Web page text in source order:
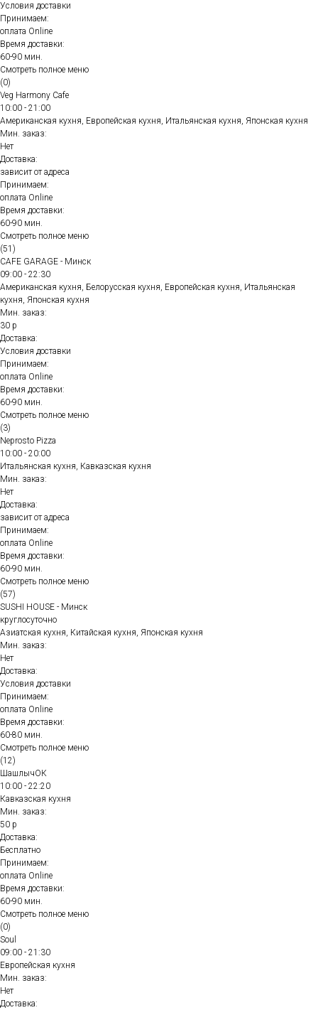
Условия доставки
Принимаем:
оплата Online
Время доставки:
60-90 мин.
Смотреть полное меню
(0)
Veg Harmony Cafe
10:00 - 21:00
Американская кухня, Европейская кухня, Итальянская кухня, Японская кухня
Мин. заказ:
Нет
Доставка:
зависит от адреса
Принимаем:
оплата Online
Время доставки:
60-90 мин.
Смотреть полное меню
(51)
CAFE GARAGE - Минск
09:00 - 22:30
Американская кухня, Белорусская кухня, Европейская кухня, Итальянская
кухня, Японская кухня
Мин. заказ:
30 р
Доставка:
Условия доставки
Принимаем:
оплата Online
Время доставки:
60-90 мин.
Смотреть полное меню
(3)
Neprosto Pizza
10:00 - 20:00
Итальянская кухня, Кавказская кухня
Мин. заказ:
Нет
Доставка:
зависит от адреса
Принимаем:
оплата Online
Время доставки:
60-90 мин.
Смотреть полное меню
(57)
SUSHI HOUSE - Минск
круглосуточно
Азиатская кухня, Китайская кухня, Японская кухня
Мин. заказ:
Нет
Доставка:
Условия доставки
Принимаем:
оплата Online
Время доставки:
60-80 мин.
Смотреть полное меню
(12)
ШашлычОК
10:00 - 22:20
Кавказская кухня
Мин. заказ:
50 р
Доставка:
Бесплатно
Принимаем:
оплата Online
Время доставки:
60-90 мин.
Смотреть полное меню
(0)
Soul
09:00 - 21:30
Европейская кухня
Мин. заказ:
Нет
Доставка: